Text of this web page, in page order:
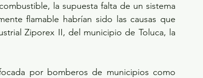
la supuesta falta de un sistema
flamable habrían sido las causas que
Ziporex II, del municipio de Toluca, la
por bomberos de municipios como